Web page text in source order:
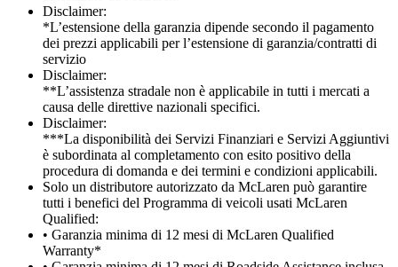
Disclaimer:
*L’estensione della garanzia dipende secondo il pagamento
dei prezzi applicabili per l’estensione di garanzia/contratti di
servizio
Disclaimer:
**L’assistenza stradale non è applicabile in tutti i mercati a
causa delle direttive nazionali specifici.
Disclaimer:
***La disponibilità dei Servizi Finanziari e Servizi Aggiuntivi
è subordinata al completamento con esito positivo della
procedura di domanda e dei termini e condizioni applicabili.
Solo un distributore autorizzato da McLaren può garantire
tutti i benefici del Programma di veicoli usati McLaren
Qualified:
• Garanzia minima di 12 mesi di McLaren Qualified
Warranty*